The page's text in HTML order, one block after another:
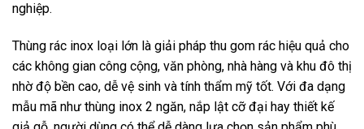
nghiệp.
Thùng rác inox loại lớn là giải pháp thu gom rác hiệu quả cho
các không gian công cộng, văn phòng, nhà hàng và khu đô thị
nhờ độ bền cao, dễ vệ sinh và tính thẩm mỹ tốt. Với đa dạng
mẫu mã như thùng inox 2 ngăn, nắp lật cỡ đại hay thiết kế